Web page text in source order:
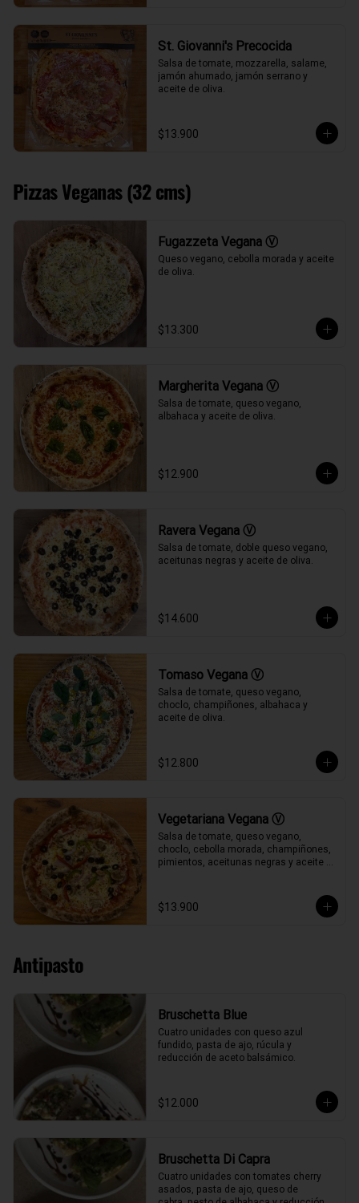
St. Giovanni's Precocida
Salsa de tomate, mozzarella, salame,
jamón ahumado, jamón serrano y
aceite de oliva.
$13.900
Pizzas Veganas (32 cms)
Fugazzeta Vegana Ⓥ
Queso vegano, cebolla morada y aceite
de oliva.
$13.300
Margherita Vegana Ⓥ
Salsa de tomate, queso vegano,
albahaca y aceite de oliva.
$12.900
Ravera Vegana Ⓥ
Salsa de tomate, doble queso vegano,
aceitunas negras y aceite de oliva.
$14.600
Tomaso Vegana Ⓥ
Salsa de tomate, queso vegano,
choclo, champiñones, albahaca y
aceite de oliva.
$12.800
Vegetariana Vegana Ⓥ
Salsa de tomate, queso vegano,
choclo, cebolla morada, champiñones,
pimientos, aceitunas negras y aceite
$13.900
Antipasto
Bruschetta Blue
Cuatro unidades con queso azul
fundido, pasta de ajo, rúcula y
reducción de aceto balsámico.
$12.000
Bruschetta Di Capra
Cuatro unidades con tomates cherry
asados, pasta de ajo, queso de